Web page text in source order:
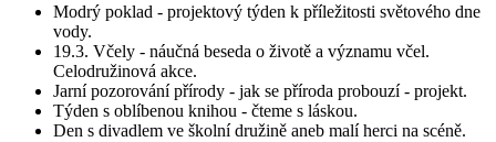
Modrý poklad - projektový týden k příležitosti světového dne
vody.
19.3. Včely - náučná beseda o životě a významu včel.
Celodružinová akce.
Jarní pozorování přírody - jak se příroda probouzí - projekt.
Týden s oblíbenou knihou - čteme s láskou.
Den s divadlem ve školní družině aneb malí herci na scéně.